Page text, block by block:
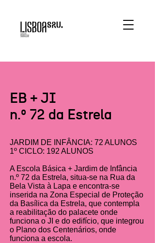
EB + JI
n.º 72 da Estrela
JARDIM DE INFÂNCIA: 72 ALUNOS
1º CICLO: 192 ALUNOS
A Escola Básica + Jardim de Infância
n.º 72 da Estrela, situa-se na Rua da
Bela Vista à Lapa e encontra-se
inserida na Zona Especial de Proteção
da Basílica da Estrela, que contempla
a reabilitação do palacete onde
funciona o JI e do edifício, que integrou
o Plano dos Centenários, onde
funciona a escola.